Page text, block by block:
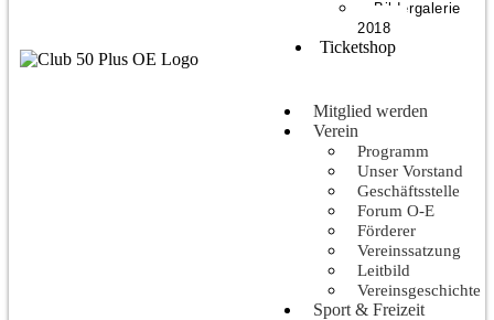
Bildergalerie
2018
Ticketshop
Mitglied werden
Verein
Programm
Unser Vorstand
Geschäftsstelle
Forum O-E
Förderer
Vereinssatzung
Leitbild
Vereinsgeschichte
Sport & Freizeit